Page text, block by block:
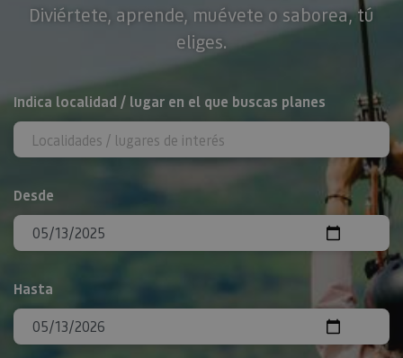
Diviértete, aprende, muévete o saborea, tú
eliges.
BUSCAR
Indica localidad / lugar en el que buscas planes
Desde
Hasta